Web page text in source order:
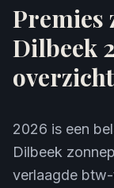
Premies
Dilbeek
overzicht
2026 is een
Dilbeek
verlaagde